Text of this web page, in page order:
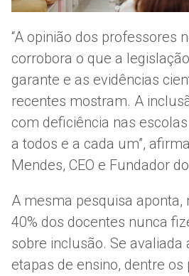
“A opinião dos professores
corrobora o que a
garante e as evidências
recentes mostram. A
com deficiência nas
a todos e a cada um”,
Mendes, CEO e Fundador
A mesma pesquisa aponta,
40% dos docentes nunca
sobre inclusão. Se avaliada
etapas de ensino, dentre